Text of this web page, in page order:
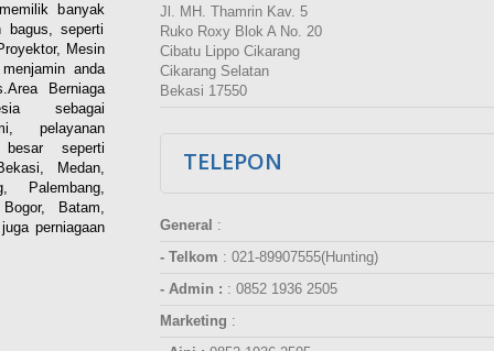
banyak
bagus, seperti
Mesin
anda
Berniaga
sebagai
pelayanan
seperti
Medan,
Palembang,
Batam,
perniagaan
Jl. MH. Thamrin Kav. 5
Ruko Roxy Blok A No. 20
Cibatu Lippo Cikarang
Cikarang Selatan
Bekasi 17550
TELEPON
General :
- Telkom : 021-89907555(Hunting)
- Admin : : 0852 1936 2505
Marketing :